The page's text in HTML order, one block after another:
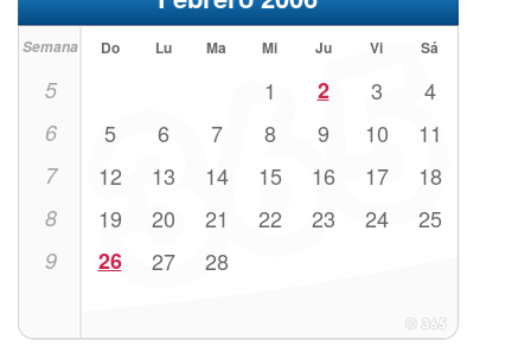
Semana Do Lu Ma Mi Ju Vi Sá
5 1 2 3 4
6 5 6 7 8 9 10 11
7 12 13 14 15 16 17 18
8 19 20 21 22 23 24 25
9 26 27 28